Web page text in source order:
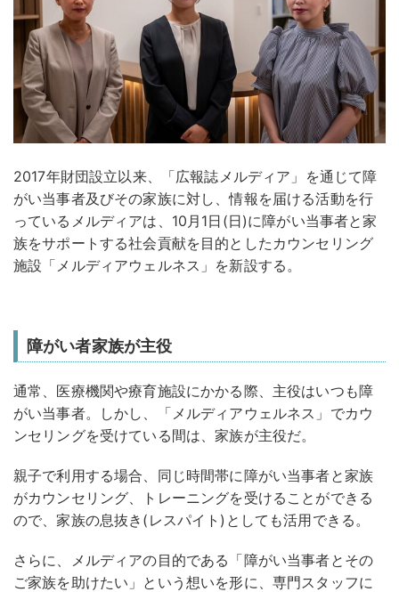
2017年財団設立以来、「広報誌メルディア」を通じて障
がい当事者及びその家族に対し、情報を届ける活動を行
っているメルディアは、10月1日(日)に障がい当事者と家
族をサポートする社会貢献を目的としたカウンセリング
施設「メルディアウェルネス」を新設する。
障がい者家族が主役
通常、医療機関や療育施設にかかる際、主役はいつも障
がい当事者。しかし、「メルディアウェルネス」でカウ
ンセリングを受けている間は、家族が主役だ。
親子で利用する場合、同じ時間帯に障がい当事者と家族
がカウンセリング、トレーニングを受けることができる
ので、家族の息抜き(レスパイト)としても活用できる。
さらに、メルディアの目的である「障がい当事者とその
ご家族を助けたい」という想いを形に、専門スタッフに